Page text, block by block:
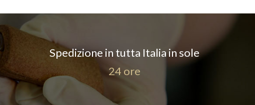
Spedizione in tutta Italia in sole
24 ore